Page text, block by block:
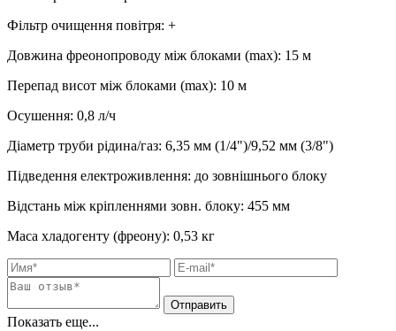
Фільтр очищення повітря: +
Довжина фреонопроводу між блоками (max): 15 м
Перепад висот між блоками (max): 10 м
Осушення: 0,8 л/ч
Діаметр труби рідина/газ: 6,35 мм (1/4")/9,52 мм (3/8")
Підведення електроживлення: до зовнішнього блоку
Відстань між кріпленнями зовн. блоку: 455 мм
Маса хладогенту (фреону): 0,53 кг
Показать еще...